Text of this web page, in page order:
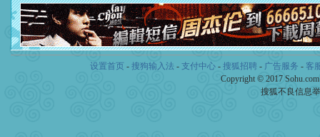
泣，这痛楚让我明白我多
卖了。水晶之恋祝你新年快
[春节]风柔雨润好月圆，半
颜！冬去春来似水如烟，
道一声平安！新年吉祥万事
[春节]传说薰衣草有四片叶
片叶子是希望，第三片叶
送你一棵薰衣草，愿你新年
设置首页 - 搜狗输入法 - 支付中心- 搜狐招聘- 广告服务 - 客
Copyright © 2017
搜狐不良信息